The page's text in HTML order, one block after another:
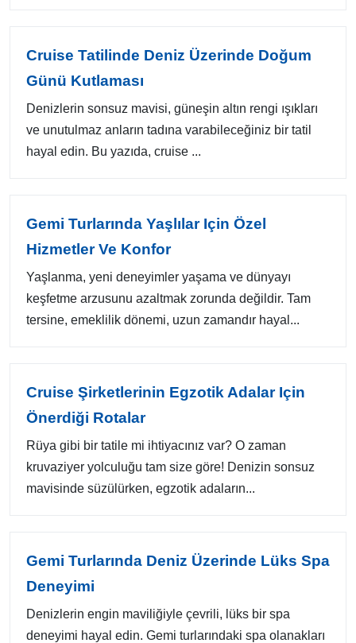
Cruise Tatilinde Deniz Üzerinde Doğum
Günü Kutlaması
Denizlerin sonsuz mavisi, güneşin altın rengi ışıkları
ve unutulmaz anların tadına varabileceğiniz bir tatil
hayal edin. Bu yazıda, cruise ...
Gemi Turlarında Yaşlılar Için Özel
Hizmetler Ve Konfor
Yaşlanma, yeni deneyimler yaşama ve dünyayı
keşfetme arzusunu azaltmak zorunda değildir. Tam
tersine, emeklilik dönemi, uzun zamandır hayal...
Cruise Şirketlerinin Egzotik Adalar Için
Önerdiği Rotalar
Rüya gibi bir tatile mi ihtiyacınız var? O zaman
kruvaziyer yolculuğu tam size göre! Denizin sonsuz
mavisinde süzülürken, egzotik adaların...
Gemi Turlarında Deniz Üzerinde Lüks Spa
Deneyimi
Denizlerin engin maviliğiyle çevrili, lüks bir spa
deneyimi hayal edin. Gemi turlarındaki spa olanakları